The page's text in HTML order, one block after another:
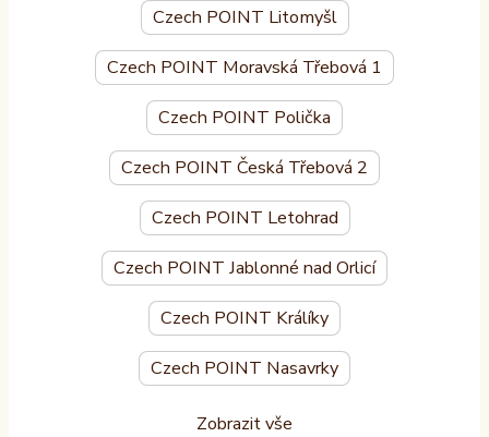
Czech POINT Litomyšl
Czech POINT Moravská Třebová 1
Czech POINT Polička
Czech POINT Česká Třebová 2
Czech POINT Letohrad
Czech POINT Jablonné nad Orlicí
Czech POINT Králíky
Czech POINT Nasavrky
Zobrazit vše